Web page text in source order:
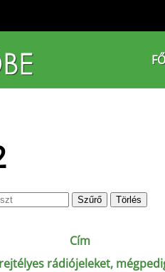
Szűrő Törlés
Cím
rádiójeleket,